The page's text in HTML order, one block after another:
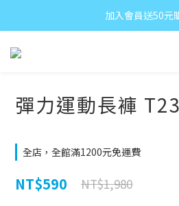
加入會員送50元
彈力運動長褲
全店，全館滿1200元免運費
NT$590 NT$1,980